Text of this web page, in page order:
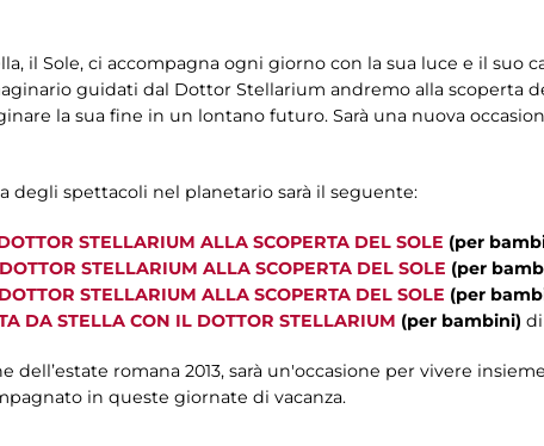
il Sole, ci accompagna ogni giorno con la sua luce e il suo
guidati dal Dottor Stellarium andremo alla scoperta
la sua fine in un lontano futuro. Sarà una nuova
degli spettacoli nel planetario sarà il seguente:
STELLARIUM ALLA SCOPERTA DEL SOLE (per
STELLARIUM ALLA SCOPERTA DEL SOLE (per
STELLARIUM ALLA SCOPERTA DEL SOLE (per
DA STELLA CON IL DOTTOR STELLARIUM (per bambini) di
dell’estate romana 2013, sarà un'occasione per vivere
in queste giornate di vacanza.